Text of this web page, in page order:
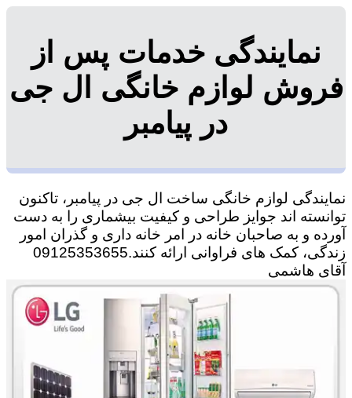
نمایندگی خدمات پس از
فروش لوازم خانگی ال جی
در پیامبر
نمایندگی لوازم خانگی ساخت ال جی در پیامبر، تاکنون
توانسته اند جوایز طراحی و کیفیت بیشماری را به دست
آورده و به صاحبان خانه در امر خانه داری و گذران امور
زندگی، کمک های فراوانی ارائه کنند.09125353655
آقای هاشمی